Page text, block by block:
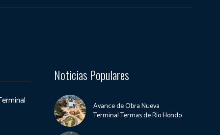
Noticias Populares
Avance de Obra Nueva
Terminal Termas de Río Hondo